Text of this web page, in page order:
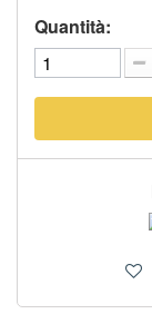
Quantità: